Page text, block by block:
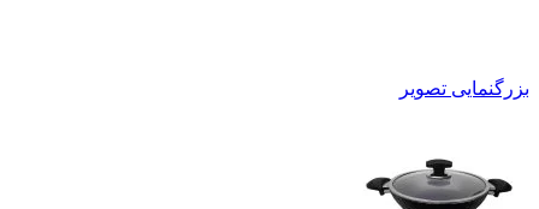
بزرگنمایی تصویر